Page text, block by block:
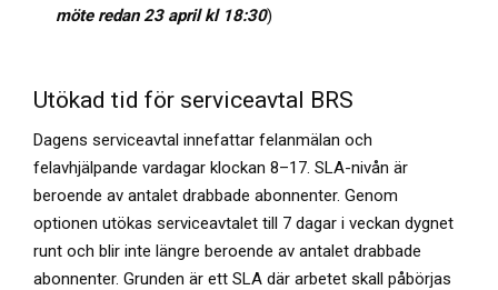
möte redan 23 april kl 18:30)
Utökad tid för serviceavtal BRS
Dagens serviceavtal innefattar felanmälan och
felavhjälpande vardagar klockan 8–17. SLA-nivån är
beroende av antalet drabbade abonnenter. Genom
optionen utökas serviceavtalet till 7 dagar i veckan dygnet
runt och blir inte längre beroende av antalet drabbade
abonnenter. Grunden är ett SLA där arbetet skall påbörjas